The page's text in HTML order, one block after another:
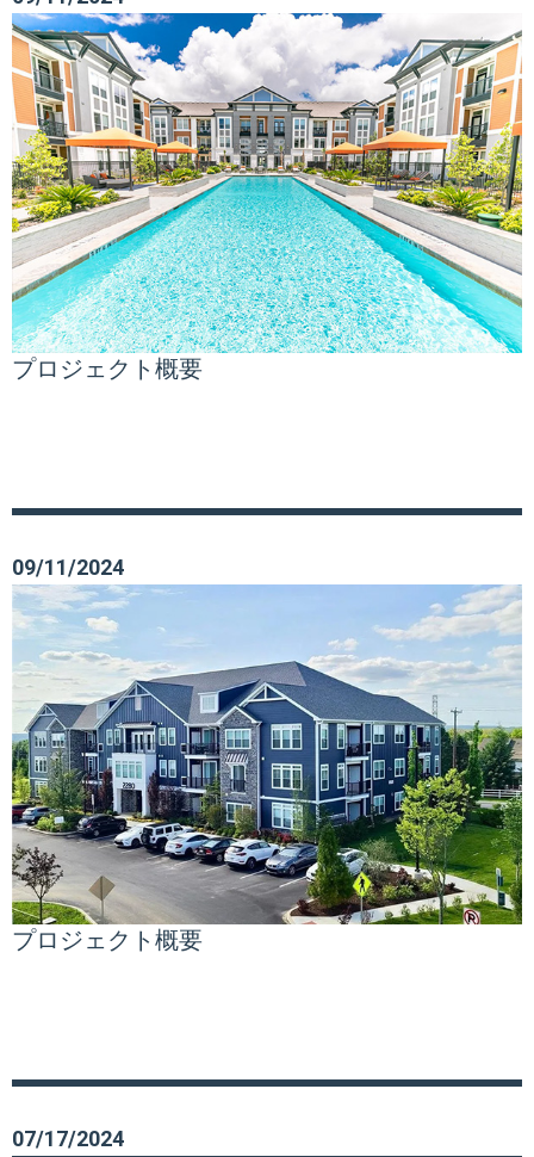
プロジェクト概要
09/11/2024
プロジェクト概要
07/17/2024